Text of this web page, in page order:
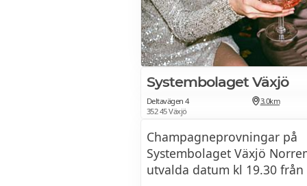
14 dec 2026:
Prestigechampagne –
Vad innebär egentligen
producenten berätta för
provning går vi igenom de
champagnestilarna som
– varmt välkomna på en
lilla extra!
Systembolaget Växjö
Deltavägen 4
352 45 Växjö
3.0km
Champagneprovningar på
Systembolaget Växjö
utvalda datum kl 19.30 från